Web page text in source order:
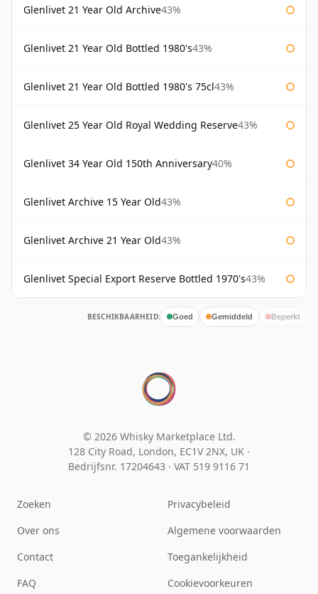
Glenlivet 21 Year Old Archive43%
Glenlivet 21 Year Old Bottled 1980's43%
Glenlivet 21 Year Old Bottled 1980's 75cl43%
Glenlivet 25 Year Old Royal Wedding Reserve43%
Glenlivet 34 Year Old 150th Anniversary40%
Glenlivet Archive 15 Year Old43%
Glenlivet Archive 21 Year Old43%
Glenlivet Special Export Reserve Bottled 1970's43%
BESCHIKBAARHEID: Goed Gemiddeld Beperkt
© 2026 Whisky Marketplace Ltd.
128 City Road, London, EC1V 2NX, UK ·
Bedrijfsnr. 17204643 · VAT 519 9116 71
Zoeken
Over ons
Contact
FAQ
Privacybeleid
Algemene voorwaarden
Toegankelijkheid
Cookievoorkeuren